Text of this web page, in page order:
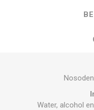
Water, alcohol